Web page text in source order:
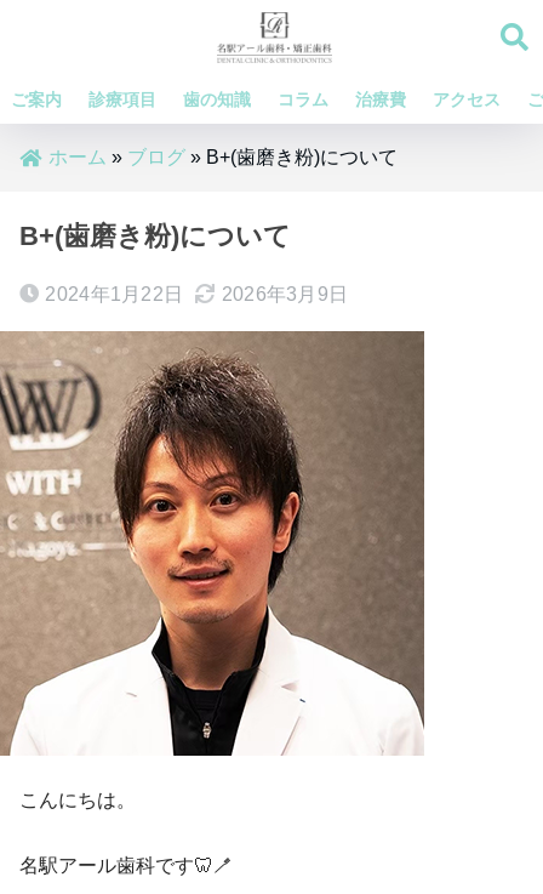
ご案内 診療項目 歯の知識 コラム 治療費 アクセス
ホーム » ブログ » B+(歯磨き粉)について
B+(歯磨き粉)について
2024年1月22日 2026年3月9日
こんにちは。
名駅アール歯科です🦷🪥